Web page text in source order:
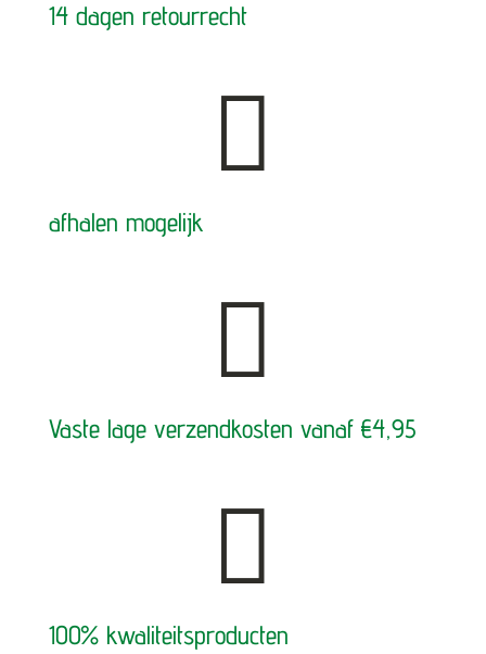
14 dagen retourrecht

afhalen mogelijk

Vaste lage verzendkosten vanaf €4,95

100% kwaliteitsproducten